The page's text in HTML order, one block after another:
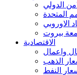
الدولي
المتحدة
الاوروبي
بيروت
الاقتصادية
واعمال
الذهب
النفط